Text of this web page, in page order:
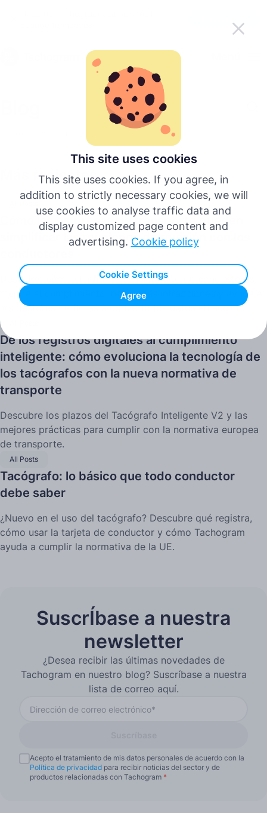
This site uses cookies
This site uses cookies. If you agree, in
addition to strictly necessary cookies, we will
use cookies to analyse traffic data and
display customized page content and
advertising. Cookie policy
Cookie Settings
Agree
Français
Italiano
Português
Más recientes
Cómo las empresas de transporte pueden
simplificar las reuniones de revisión con los
Descubre cómo el informe estructurado de conductores
mejora el cumplimiento, reduce las infracciones y ayuda a
los gestores de flotas a convertir los datos en acción.
De los registros digitales al cumplimiento
inteligente: cómo evoluciona la tecnología de
los tacógrafos con la nueva normativa de
transporte
Descubre los plazos del Tacógrafo Inteligente V2 y las
mejores prácticas para cumplir con la normativa europea
de transporte.
All Posts
Tacógrafo: lo básico que todo conductor
debe saber
¿Nuevo en el uso del tacógrafo? Descubre qué registra,
cómo usar la tarjeta de conductor y cómo Tachogram
ayuda a cumplir la normativa de la UE.
SuscrÍbase a nuestra
newsletter
¿Desea recibir las últimas novedades de
Tachogram en nuestro blog? Suscríbase a nuestra
lista de correo aquí.
Acepto el tratamiento de mis datos personales de acuerdo con la
Política de privacidad para recibir noticias del sector y de
productos relacionadas con Tachogram *